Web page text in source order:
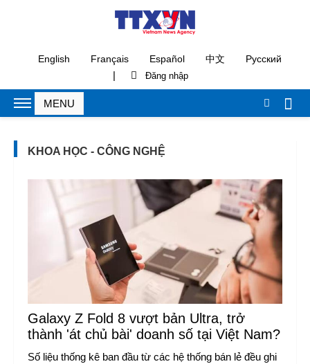
English Français Español 中文 Русский
|
KHOA HỌC - CÔNG NGHỆ
Galaxy Z Fold 8 vượt bản Ultra, trở
thành 'át chủ bài' doanh số tại Việt Nam?
Số liệu thống kê ban đầu từ các hệ thống bán lẻ đều ghi